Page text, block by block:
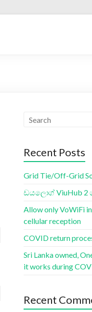
Recent Posts
Grid Tie/Off-Grid
ඩයලොග් ViuHub 2
Allow only VoWiFi
cellular reception
COVID return
Sri Lanka owned,
it works during
Recent